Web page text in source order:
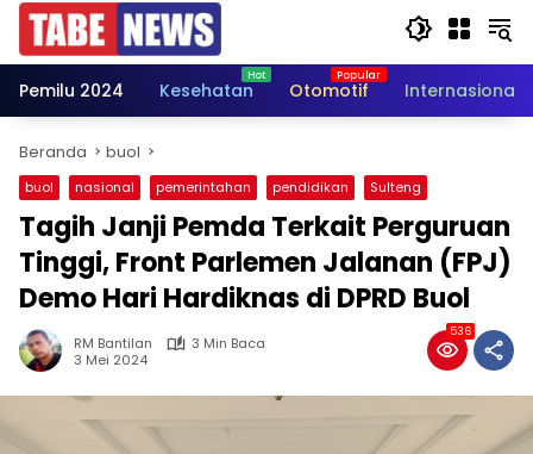
Pemilu 2024 Kesehatan Otomotif Internasional
Beranda buol
buol nasional pemerintahan pendidikan Sulteng
Tagih Janji Pemda Terkait Perguruan
Tinggi, Front Parlemen Jalanan (FPJ)
Demo Hari Hardiknas di DPRD Buol
RM Bantilan
3 Min Baca
3 Mei 2024
536